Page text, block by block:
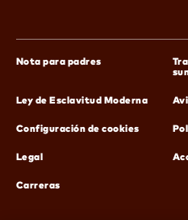
Nota para padres(se abre en una
Ley de Esclavitud Moderna(se abre
Configuración de cookies
Legal(se abre en una ventana
Carreras(se abre en una ventana